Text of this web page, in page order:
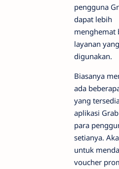
pengguna
dapat lebih
menghemat
layanan yang
digunakan.
Biasanya
ada
yang
aplikasi
para
setianya.
untuk
voucher